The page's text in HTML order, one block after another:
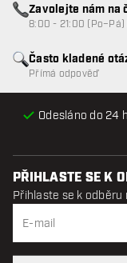
Odesláno do 24
Často kladené
Přímá odpověď
Zavolejte nám na
8:00 - 21:00
PŘIHLASTE SE K
Přihlaste se k